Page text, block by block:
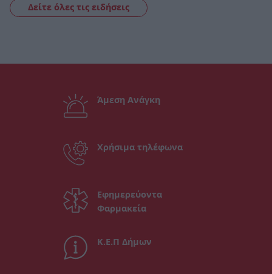
Δείτε όλες τις ειδήσεις
Άμεση Ανάγκη
Χρήσιμα τηλέφωνα
Εφημερεύοντα
Φαρμακεία
Κ.Ε.Π Δήμων